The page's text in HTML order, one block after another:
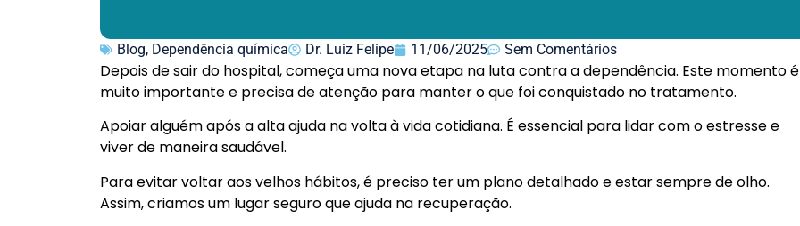
Blog, Dependência química Dr. Luiz Felipe 11/06/2025 Sem Comentários
Depois de sair do hospital, começa uma nova etapa na luta contra a dependência. Este momento é
muito importante e precisa de atenção para manter o que foi conquistado no tratamento.
Apoiar alguém após a alta ajuda na volta à vida cotidiana. É essencial para lidar com o estresse e
viver de maneira saudável.
Para evitar voltar aos velhos hábitos, é preciso ter um plano detalhado e estar sempre de olho.
Assim, criamos um lugar seguro que ajuda na recuperação.